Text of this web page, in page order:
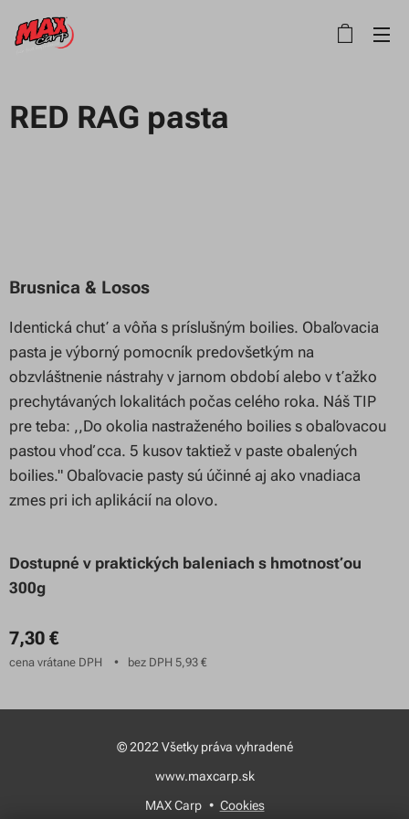
RED RAG pasta
Brusnica & Losos
Identická chuť a vôňa s príslušným boilies. Obaľovacia
pasta je výborný pomocník predovšetkým na
obzvláštnenie nástrahy v jarnom období alebo v ťažko
prechytávaných lokalitách počas celého roka. Náš TIP
pre teba: ,,Do okolia nastraženého boilies s obaľovacou
pastou vhoď cca. 5 kusov taktiež v paste obalených
boilies." Obaľovacie pasty sú účinné aj ako vnadiaca
zmes pri ich aplikácií na olovo.
Dostupné v praktických baleniach s hmotnosťou
300g
7,30 €
cena vrátane DPH bez DPH 5,93 €
© 2022 Všetky práva vyhradené
www.maxcarp.sk
MAX Carp
Cookies